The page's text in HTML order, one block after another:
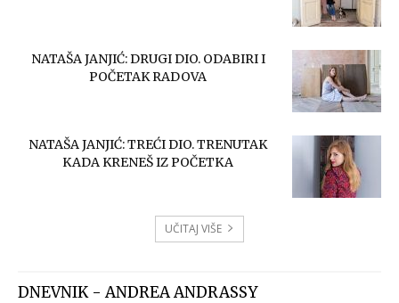
NATAŠA JANJIĆ: DRUGI DIO. ODABIRI I
POČETAK RADOVA
NATAŠA JANJIĆ: TREĆI DIO. TRENUTAK
KADA KRENEŠ IZ POČETKA
UČITAJ VIŠE
DNEVNIK - ANDREA ANDRASSY